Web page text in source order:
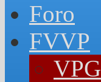
Foro
FVVP
VPG